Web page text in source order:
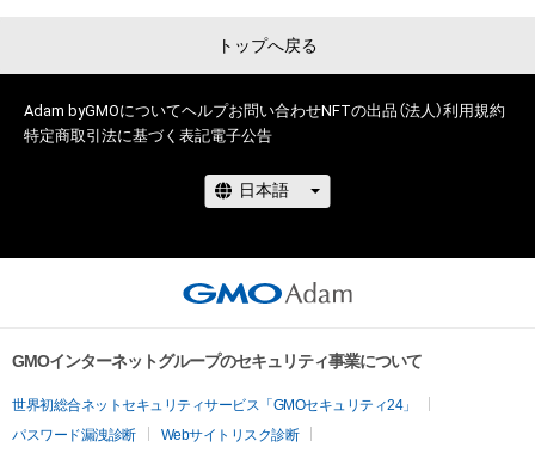
に反する利用またはその恐れのある利用など、作成者が不適切
であると判断した場合、利用をお断りさせていただきます。
・本アイテムの購入、売却および利用に関して、購入者、売却者、
保有者、その他第三者が損害を被った場合、その損害がいかなる
方、著作隣接権の権利者またはその管理委託を受けている者は、
当時はNFTなんて存在も知らなかったものの「好き」という気持
ここで販売している作品はAdam byGMOでのみの取り扱いで
ーしてください。
Instagram www.instagram.com/o_sammy_t/
Twitter twitter.com/O_Sammy_T
トップへ戻る
Adam byGMOについてヘルプお問い合わせNFTの出品（法人）利用規約
特定商取引法に基づく表記電子公告
GMOインターネットグループのセキュリティ事業について
世界初総合ネットセキュリティサービス「GMOセキュリティ24」
パスワード漏洩診断
Webサイトリスク診断